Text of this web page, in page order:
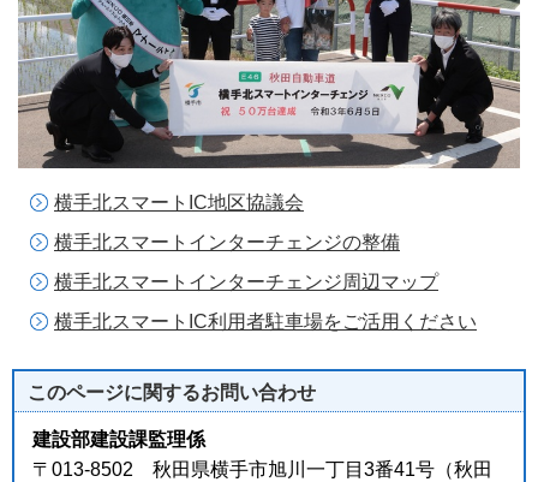
横手北スマートIC地区協議会
横手北スマートインターチェンジの整備
横手北スマートインターチェンジ周辺マップ
横手北スマートIC利用者駐車場をご活用ください
このページに関するお問い合わせ
建設部建設課監理係
〒013-8502 秋田県横手市旭川一丁目3番41号（秋田